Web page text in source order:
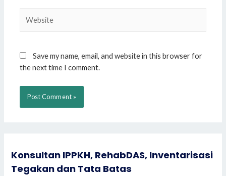
Save my name, email, and website in this browser for
the next time I comment.
Konsultan IPPKH, RehabDAS, Inventarisasi
Tegakan dan Tata Batas